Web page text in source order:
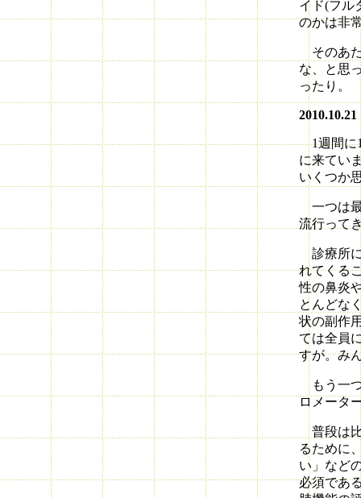
イド(フル
のかは非
そのあ
な、と思
ったり。
2010.10.21
1週間に1
に来てい
いくつか
一つは
流行って
診療所
れてくる
性の鼻炎
とんどな
状の副作
ては全員
すが。み
もう一
ロメータ
普段は
るために
い」など
必須であ